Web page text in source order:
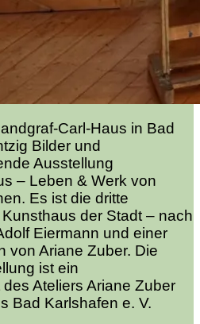
Carl-Haus in Bad
Bilder und
Ausstellung
– Leben & Werk von
Es ist die dritte
der Stadt – nach
Eiermann und einer
von Ariane Zuber. Die
ist ein
Ateliers Ariane Zuber
Bad Karlshafen e. V.